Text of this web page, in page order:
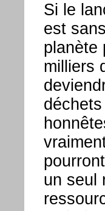
Si le
est
planète
milliers
un seul